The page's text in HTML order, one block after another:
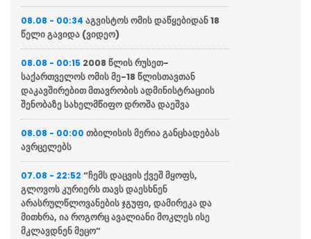
08.08 - 00:34 აგვისტოს ომის დაწყებიდან 18
წელი გავიდა (ვიდეო)
08.08 - 00:15 2008 წლის რუსეთ-
საქართველოს ომის მე-18 წლისთავთან
დაკავშირებით მთავრობის ადმინისტრაციის
შენობაზე სახელმწიფო დროშა დაეშვა
08.08 - 00:00 თბილისის მერია განცხადებას
ავრცელებს
07.08 - 22:52 “ჩემს დაცვის ქვეშ მყოფს,
გლოვოს კურიერს თავს დაესხნენ
არასრულწლოვანების ჯგუფი, დამირეკა და
მითხრა, ია როგორც ავალიანი მოკლეს ისე
მკლავდნენ მეცო”